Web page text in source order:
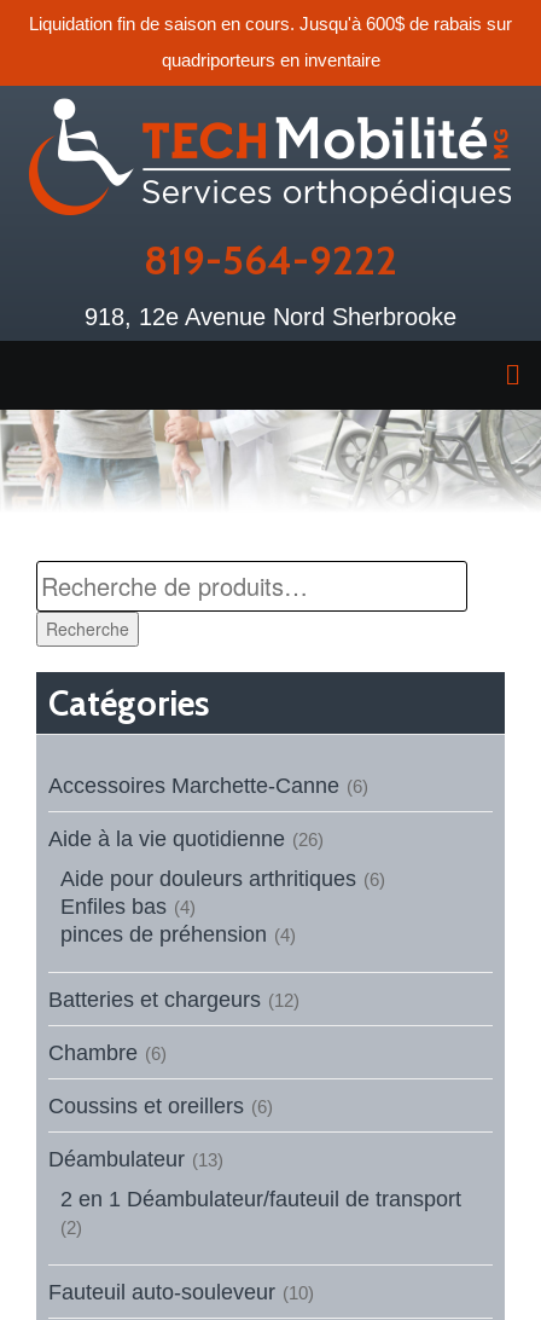
Liquidation fin de saison en cours. Jusqu'à 600$ de rabais sur
quadriporteurs en inventaire
819-564-9222
918, 12e Avenue Nord Sherbrooke
Recherche
Catégories
Accessoires Marchette-Canne (6)
Aide à la vie quotidienne (26)
Aide pour douleurs arthritiques (6)
Enfiles bas (4)
pinces de préhension (4)
Batteries et chargeurs (12)
Chambre (6)
Coussins et oreillers (6)
Déambulateur (13)
2 en 1 Déambulateur/fauteuil de transport
(2)
Fauteuil auto-souleveur (10)